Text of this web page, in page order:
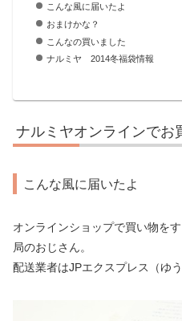
こんな風に届いたよ
おまけかな？
こんなの買いました
ナルミヤ 2014冬福袋情報
ナルミヤオンラインでお
こんな風に届いたよ
オンラインショップで買い物を
局のおじさん。
配送業者はJPエクスプレス（ゆ